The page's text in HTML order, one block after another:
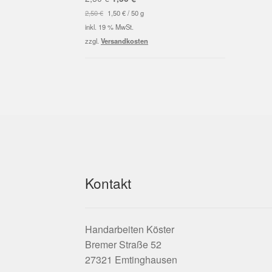
Preis
war:
2,50 €
Preis
1,50 €.
2,50€ 1,50€/50 g
inkl. 19 % MwSt.
zzgl.Versandkosten
Kontakt
Handarbeiten Köster
Bremer Straße 52
27321 Emtinghausen